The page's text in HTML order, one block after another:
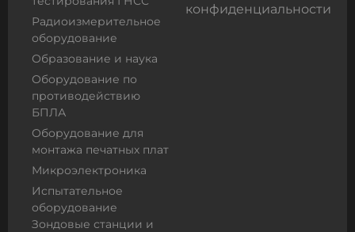
Радиоизмерительное
оборудование
Образование и наука
Оборудование по
противодействию
БПЛА
Оборудование для
монтажа печатных плат
Микроэлектроника
Испытательное
оборудование
Зондовые станции и
конфиденциальности